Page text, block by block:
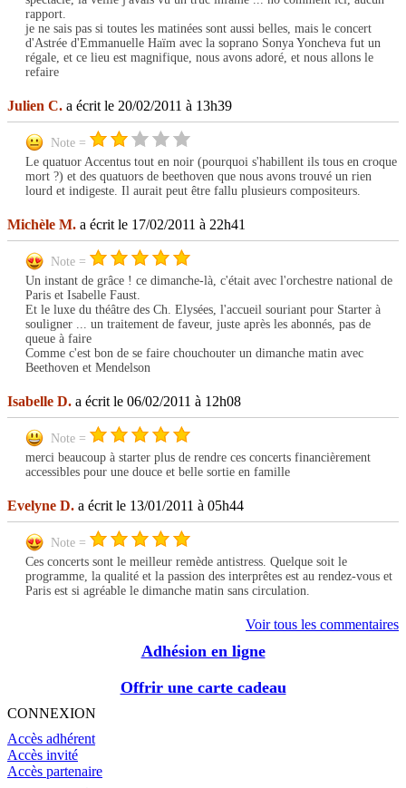
rapport.
je ne sais pas si toutes les matinées sont aussi belles, mais le concert
d'Astrée d'Emmanuelle Haïm avec la soprano Sonya Yoncheva fut un
régale, et ce lieu est magnifique, nous avons adoré, et nous allons le
refaire
Julien C. a écrit le 20/02/2011 à 13h39
Note =
Le quatuor Accentus tout en noir (pourquoi s'habillent ils tous en croque
mort ?) et des quatuors de beethoven que nous avons trouvé un rien
lourd et indigeste. Il aurait peut être fallu plusieurs compositeurs.
Michèle M. a écrit le 17/02/2011 à 22h41
Note =
Un instant de grâce ! ce dimanche-là, c'était avec l'orchestre national de
Paris et Isabelle Faust.
Et le luxe du théâtre des Ch. Elysées, l'accueil souriant pour Starter à
souligner ... un traitement de faveur, juste après les abonnés, pas de
queue à faire
Comme c'est bon de se faire chouchouter un dimanche matin avec
Beethoven et Mendelson
Isabelle D. a écrit le 06/02/2011 à 12h08
Note =
merci beaucoup à starter plus de rendre ces concerts financièrement
accessibles pour une douce et belle sortie en famille
Evelyne D. a écrit le 13/01/2011 à 05h44
Note =
Ces concerts sont le meilleur remède antistress. Quelque soit le
programme, la qualité et la passion des interprêtes est au rendez-vous et
Paris est si agréable le dimanche matin sans circulation.
Voir tous les commentaires
Adhésion en ligne
Offrir une carte cadeau
CONNEXION
Accès adhérent
Accès invité
Accès partenaire